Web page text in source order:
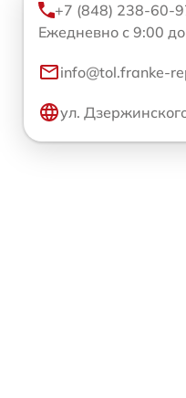
+7 (848) 238-60-
Ежедневно с 9:00
info@tol.franke-
ул.